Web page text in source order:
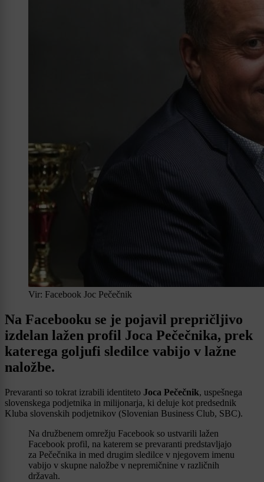
Vir: Facebook Joc Pečečnik
Na Facebooku se je pojavil prepričljivo
izdelan lažen profil Joca Pečečnika, prek
katerega goljufi sledilce vabijo v lažne
naložbe.
Prevaranti so tokrat izrabili identiteto Joca Pečečnik, uspešnega
slovenskega podjetnika in milijonarja, ki deluje kot predsednik
Kluba slovenskih podjetnikov (Slovenian Business Club, SBC).
Na družbenem omrežju Facebook so ustvarili lažen
Facebook profil, na katerem se prevaranti predstavljajo
za Pečečnika in med drugim sledilce v njegovem imenu
vabijo v skupne naložbe v nepremičnine v različnih
državah.